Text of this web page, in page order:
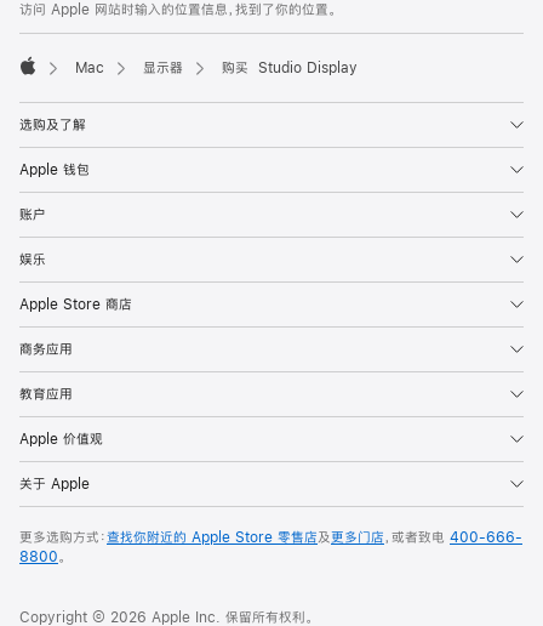
访问 Apple 网站时输入的位置信息，找到了你的位置。
Mac 显示器 购买 Studio Display
选购及了解
Apple 钱包
账户
娱乐
Apple Store 商店
商务应用
教育应用
Apple 价值观
关于 Apple
更多选购方式：查找你附近的 Apple Store 零售店及更多门店，或者致电 400-666-
8800。
Copyright © 2026 Apple Inc. 保留所有权利。